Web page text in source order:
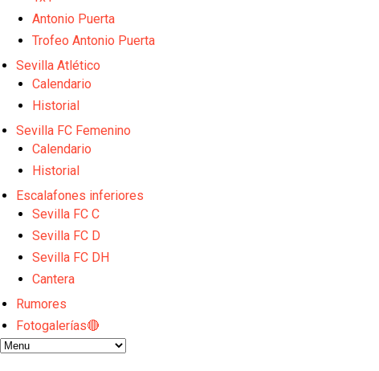
El Sevilla continúa con despidos y rechaza una oferta
El Sevilla FC cierra el fichaje de Robbie Ure
La revolución de José Ignacio Navarro en el Sevilla FC
Antonio Puerta
Trofeo Antonio Puerta
Sevilla Atlético
Calendario
Historial
Sevilla FC Femenino
Calendario
Historial
Escalafones inferiores
Sevilla FC C
Sevilla FC D
Sevilla FC DH
Cantera
Rumores
Fotogalerías🔴